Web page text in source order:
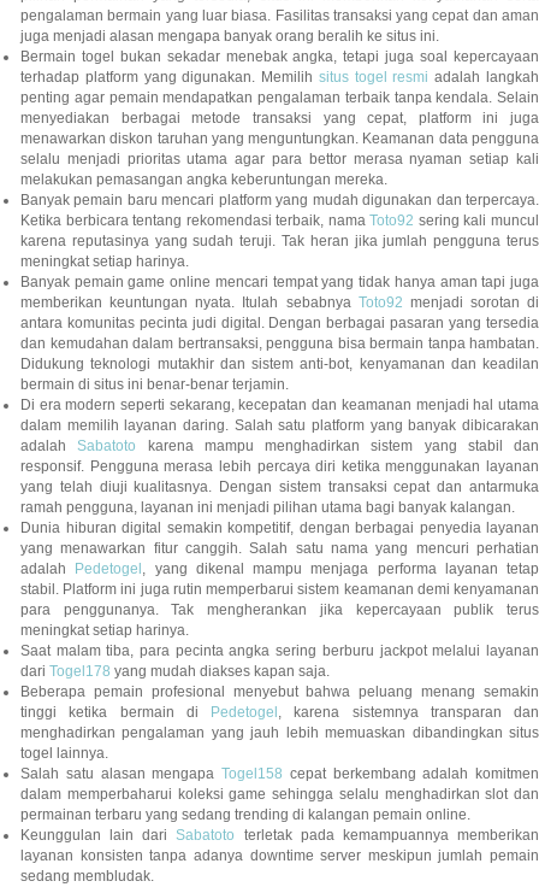
pengalaman bermain yang luar biasa. Fasilitas transaksi yang cepat dan aman
juga menjadi alasan mengapa banyak orang beralih ke situs ini.
Bermain togel bukan sekadar menebak angka, tetapi juga soal kepercayaan
terhadap platform yang digunakan. Memilih situs togel resmi adalah langkah
penting agar pemain mendapatkan pengalaman terbaik tanpa kendala. Selain
menyediakan berbagai metode transaksi yang cepat, platform ini juga
menawarkan diskon taruhan yang menguntungkan. Keamanan data pengguna
selalu menjadi prioritas utama agar para bettor merasa nyaman setiap kali
melakukan pemasangan angka keberuntungan mereka.
Banyak pemain baru mencari platform yang mudah digunakan dan terpercaya.
Ketika berbicara tentang rekomendasi terbaik, namaToto92 sering kali muncul
karena reputasinya yang sudah teruji. Tak heran jika jumlah pengguna terus
meningkat setiap harinya.
Banyak pemain game online mencari tempat yang tidak hanya aman tapi juga
memberikan keuntungan nyata. Itulah sebabnya Toto92 menjadi sorotan di
antara komunitas pecinta judi digital. Dengan berbagai pasaran yang tersedia
dan kemudahan dalam bertransaksi, pengguna bisa bermain tanpa hambatan.
Didukung teknologi mutakhir dan sistem anti-bot, kenyamanan dan keadilan
bermain di situs ini benar-benar terjamin.
Di era modern seperti sekarang, kecepatan dan keamanan menjadi hal utama
dalam memilih layanan daring. Salah satu platform yang banyak dibicarakan
adalahSabatoto karena mampu menghadirkan sistem yang stabil dan
responsif. Pengguna merasa lebih percaya diri ketika menggunakan layanan
yang telah diuji kualitasnya. Dengan sistem transaksi cepat dan antarmuka
ramah pengguna, layanan ini menjadi pilihan utama bagi banyak kalangan.
Dunia hiburan digital semakin kompetitif, dengan berbagai penyedia layanan
yang menawarkan fitur canggih. Salah satu nama yang mencuri perhatian
adalah
Pedetogel , yang dikenal mampu menjaga performa layanan tetap
stabil. Platform ini juga rutin memperbarui sistem keamanan demi kenyamanan
para penggunanya. Tak mengherankan jika kepercayaan publik terus
meningkat setiap harinya.
Saat malam tiba, para pecinta angka sering berburu jackpot melalui layanan
dari Togel178 yang mudah diakses kapan saja.
Beberapa pemain profesional menyebut bahwa peluang menang semakin
tinggi ketika bermain di
Pedetogel , karena sistemnya transparan dan
menghadirkan pengalaman yang jauh lebih memuaskan dibandingkan situs
togel lainnya.
Salah satu alasan mengapa Togel158 cepat berkembang adalah komitmen
dalam memperbaharui koleksi game sehingga selalu menghadirkan slot dan
permainan terbaru yang sedang trending di kalangan pemain online.
Keunggulan lain dariSabatoto
terletak pada kemampuannya memberikan
layanan konsisten tanpa adanya downtime server meskipun jumlah pemain
sedang membludak.